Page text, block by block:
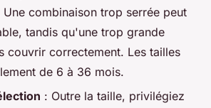
combinaison trop serrée peut
tandis qu'une trop grande
couvrir correctement. Les tailles
de 6 à 36 mois.
: Outre la taille, privilégiez